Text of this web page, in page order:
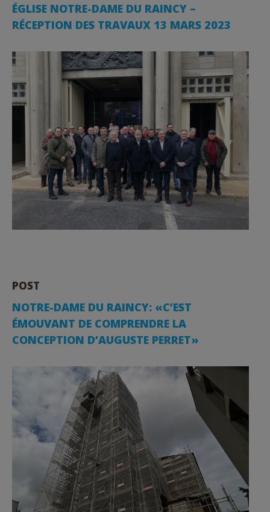
ÉGLISE NOTRE-DAME DU RAINCY –
RÉCEPTION DES TRAVAUX 13 MARS 2023
POST
NOTRE-DAME DU RAINCY: «C’EST
ÉMOUVANT DE COMPRENDRE LA
CONCEPTION D’AUGUSTE PERRET»